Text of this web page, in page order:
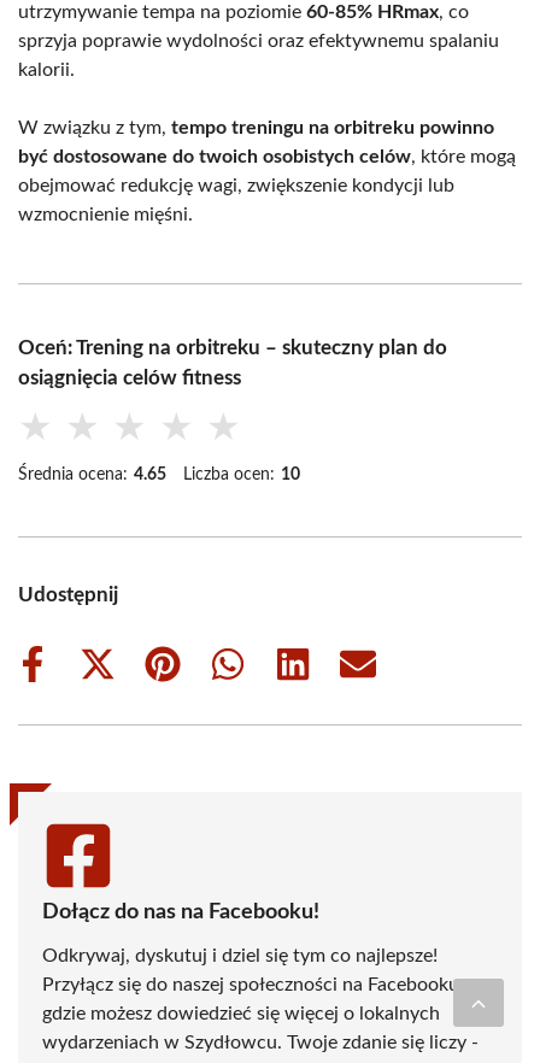
utrzymywanie tempa na poziomie 60-85% HRmax, co
sprzyja poprawie wydolności oraz efektywnemu spalaniu
kalorii.
W związku z tym, tempo treningu na orbitreku powinno
być dostosowane do twoich osobistych celów, które mogą
obejmować redukcję wagi, zwiększenie kondycji lub
wzmocnienie mięśni.
Oceń: Trening na orbitreku – skuteczny plan do
osiągnięcia celów fitness
★ ★ ★ ★ ★
Średnia ocena: 4.65 Liczba ocen: 10
Udostępnij
Share
Share
(Twitter)
Share
Share
Share
Share
Dołącz do nas na Facebooku!
Odkrywaj, dyskutuj i dziel się tym co najlepsze!
Przyłącz się do naszej społeczności na Facebooku,
gdzie możesz dowiedzieć się więcej o lokalnych
wydarzeniach w Szydłowcu. Twoje zdanie się liczy -